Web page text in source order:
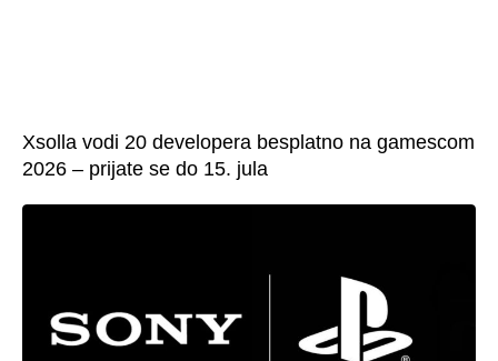
Xsolla vodi 20 developera besplatno na gamescom
2026 – prijate se do 15. jula